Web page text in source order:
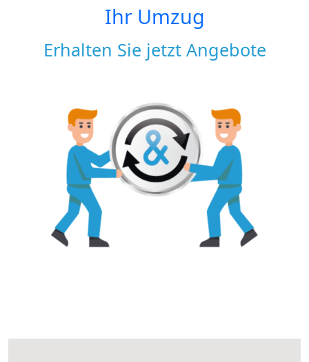
Ihr Umzug
Erhalten Sie jetzt Angebote